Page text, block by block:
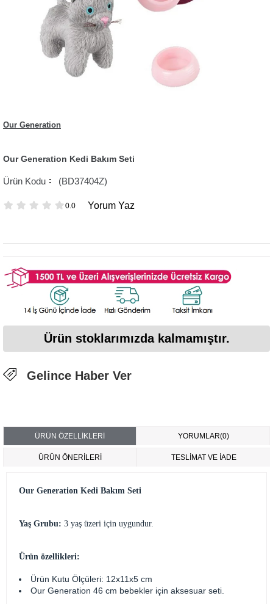
Our Generation
Our Generation Kedi Bakım Seti
(BD37404Z)
0.0 Yorum Yaz
Ürün stoklarımızda kalmamıştır.
Gelince Haber Ver
ÜRÜN ÖZELLIKLERI YORUMLAR(0)
ÜRÜN ÖNERILERI TESLİMAT VE İADE
Our Generation Kedi Bakım Seti
Yaş Grubu: 3 yaş üzeri için uygundur.
Ürün özellikleri:
Ürün Kutu Ölçüleri: 12x11x5 cm
Our Generation 46 cm bebekler için aksesuar seti.